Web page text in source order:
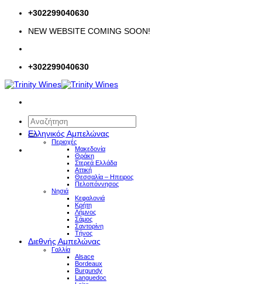
Μετάβαση
περιεχόμενο
+302299040630
NEW WEBSITE COMING SOON!
+302299040630
Αναζήτηση
για:
Ελληνικός Αμπελώνας
Περιοχές
Μακεδονία
Θράκη
Στερεά Ελλάδα
Αττική
Θεσσαλία – Hπειρος
Πελοπόννησος
Νησιά
Κεφαλονιά
Κρήτη
Λήμνος
Σάμος
Σαντορίνη
Τήνος
Διεθνής Αμπελώνας
Γαλλία
Alsace
Bordeaux
Burgundy
Languedoc